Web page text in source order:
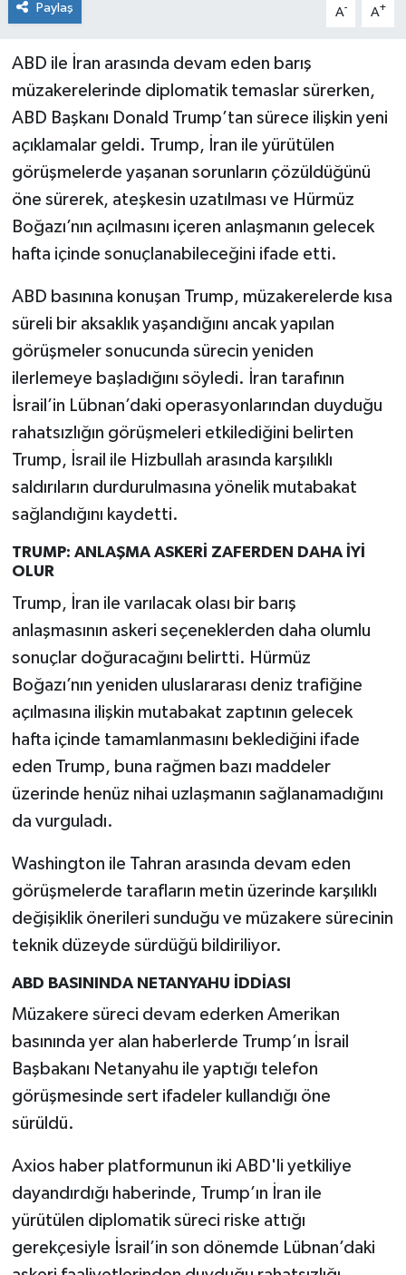
Paylaş A- A+
ABD ile İran arasında devam eden barış
müzakerelerinde diplomatik temaslar sürerken,
ABD Başkanı Donald Trump’tan sürece ilişkin yeni
açıklamalar geldi. Trump, İran ile yürütülen
görüşmelerde yaşanan sorunların çözüldüğünü
öne sürerek, ateşkesin uzatılması ve Hürmüz
Boğazı’nın açılmasını içeren anlaşmanın gelecek
hafta içinde sonuçlanabileceğini ifade etti.
ABD basınına konuşan Trump, müzakerelerde kısa
süreli bir aksaklık yaşandığını ancak yapılan
görüşmeler sonucunda sürecin yeniden
ilerlemeye başladığını söyledi. İran tarafının
İsrail’in Lübnan’daki operasyonlarından duyduğu
rahatsızlığın görüşmeleri etkilediğini belirten
Trump, İsrail ile Hizbullah arasında karşılıklı
saldırıların durdurulmasına yönelik mutabakat
sağlandığını kaydetti.
TRUMP: ANLAŞMA ASKERİ ZAFERDEN DAHA İYİ
OLUR
Trump, İran ile varılacak olası bir barış
anlaşmasının askeri seçeneklerden daha olumlu
sonuçlar doğuracağını belirtti. Hürmüz
Boğazı’nın yeniden uluslararası deniz trafiğine
açılmasına ilişkin mutabakat zaptının gelecek
hafta içinde tamamlanmasını beklediğini ifade
eden Trump, buna rağmen bazı maddeler
üzerinde henüz nihai uzlaşmanın sağlanamadığını
da vurguladı.
Washington ile Tahran arasında devam eden
görüşmelerde tarafların metin üzerinde karşılıklı
değişiklik önerileri sunduğu ve müzakere sürecinin
teknik düzeyde sürdüğü bildiriliyor.
ABD BASININDA NETANYAHU İDDİASI
Müzakere süreci devam ederken Amerikan
basınında yer alan haberlerde Trump’ın İsrail
Başbakanı Netanyahu ile yaptığı telefon
görüşmesinde sert ifadeler kullandığı öne
sürüldü.
Axios haber platformunun iki ABD'li yetkiliye
dayandırdığı haberinde, Trump’ın İran ile
yürütülen diplomatik süreci riske attığı
gerekçesiyle İsrail’in son dönemde Lübnan’daki